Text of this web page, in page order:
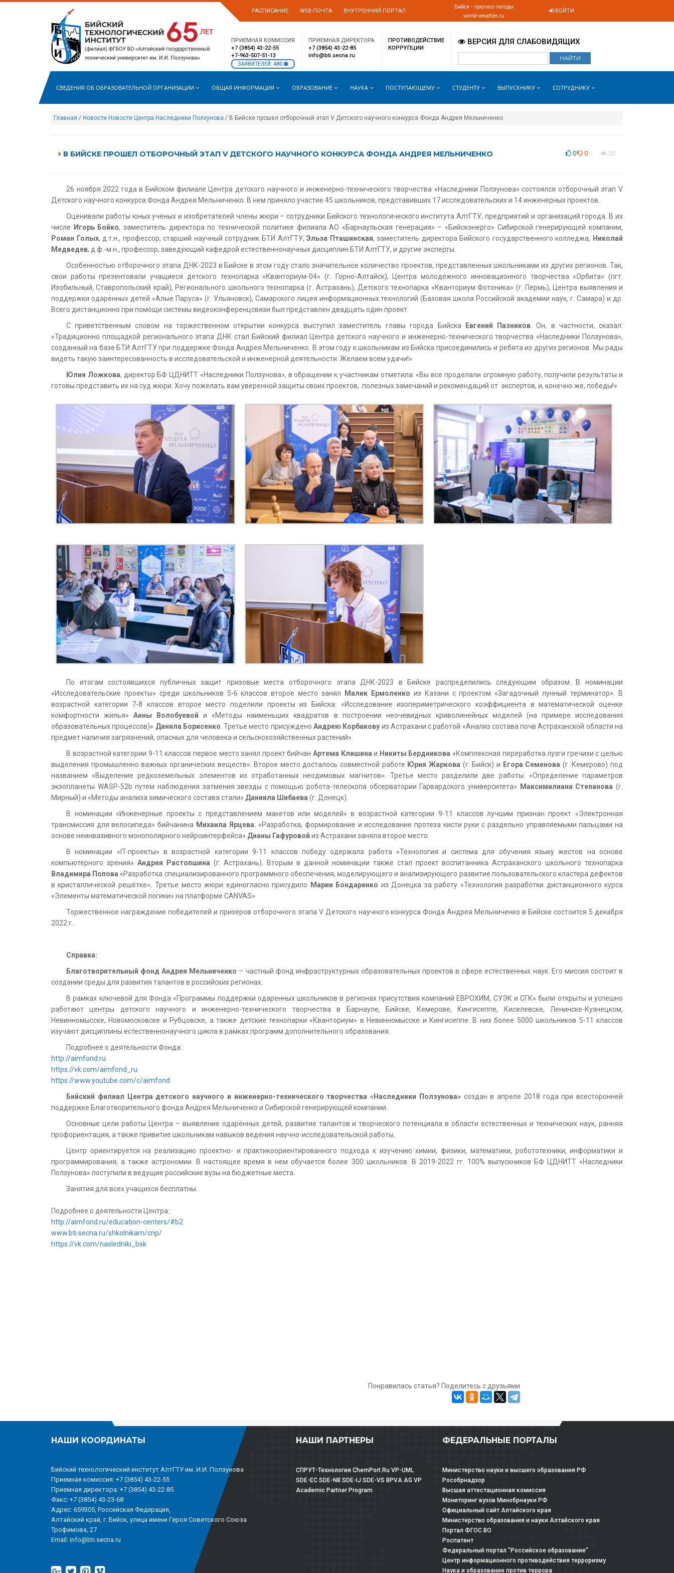
РАСПИСАНИЕ WEB-ПОЧТА ВНУТРЕННИЙ ПОРТАЛ
Бийск - прогноз погоды
world-weather.ru
ВОЙТИ
ПРИЕМНАЯ КОМИССИЯ
+7 (3854) 43-22-55
+7-963-507-51-13
ЗАЯВИТЕЛЕЙ: 480
ПРИЕМНАЯ ДИРЕКТОРА
+7 (3854) 43-22-85
info@bti.secna.ru
ПРОТИВОДЕЙСТВИЕ
КОРРУПЦИИ
ВЕРСИЯ ДЛЯ СЛАБОВИДЯЩИХ
СВЕДЕНИЯ ОБ ОБРАЗОВАТЕЛЬНОЙ ОРГАНИЗАЦИИ ОБЩАЯ ИНФОРМАЦИЯ ОБРАЗОВАНИЕ НАУКА ПОСТУПАЮЩЕМУ СТУДЕНТУ ВЫПУСКНИКУ СОТРУДНИКУ
Главная / Новости Новости Центра Наследники Ползунова / В Бийске прошел отборочный этап V Детского научного конкурса Фонда Андрея Мельниченко
В БИЙСКЕ ПРОШЕЛ ОТБОРОЧНЫЙ ЭТАП V ДЕТСКОГО НАУЧНОГО КОНКУРСА ФОНДА АНДРЕЯ МЕЛЬНИЧЕНКО 0 0 20
26 ноября 2022 года в Бийском филиале Центра детского научного и инженерно-технического творчества «Наследники Ползунова» состоялся отборочный этап V
Детского научного конкурса Фонда Андрея Мельниченко. В нем приняло участие 45 школьников, представивших 17 исследовательских и 14 инженерных проектов.
Оценивали работы юных ученых и изобретателей члены жюри – сотрудники Бийского технологического института АлтГТУ, предприятий и организаций города. В их
числе
Игорь Бойко, заместитель директора по технической политике филиала АО «Барнаульская генерация» – «Бийскэнерго» Сибирской генерирующей компании,
Роман Голых, д.т.н., профессор, старший научный сотрудник БТИ АлтГТУ,Эльза Пташинская, заместитель директора Бийского государственного колледжа, Николай
Медведев, д.ф.-м.н., профессор, заведующий кафедрой естественнонаучных дисциплин БТИ АлтГТУ, и другие эксперты.
Особенностью отборочного этапа ДНК-2023 в Бийске в этом году стало значительное количество проектов, представленных школьниками из других регионов. Так,
свои работы презентовали учащиеся детского технопарка «Кванториум-04» (г. Горно-Алтайск), Центра молодежного инновационного творчества «Орбита» (пгт.
Изобильный, Ставропольский край), Регионального школьного технопарка (г. Астрахань), Детского технопарка «Кванториум Фотоника» (г. Пермь), Центра выявления и
поддержки одарённых детей «Алые Паруса» (г. Ульяновск), Самарского лицея информационных технологий (Базовая школа Российской академии наук, г. Самара) и др.
Всего дистанционно при помощи системы видеоконференцсвязи был представлен двадцать один проект.
С приветственным словом на торжественном открытии конкурса выступил заместитель главы города Бийска
Евгений Пазников . Он, в частности, сказал:
«Традиционно площадкой регионального этапа ДНК стал Бийский филиал Центра детского научного и инженерно-технического творчества «Наследники Ползунова»,
созданный на базе БТИ АлтГТУ при поддержке Фонда Андрея Мельниченко. В этом году к школьникам из Бийска присоединились и ребята из других регионов. Мы рады
видеть такую заинтересованность в исследовательской и инженерной деятельности. Желаем всем удачи!»
Юлия Ложкова, директор БФ ЦДНИТТ «Наследники Ползунова», в обращении к участникам отметила: «Вы все проделали огромную работу, получили результаты и
готовы представить их на суд жюри. Хочу пожелать вам уверенной защиты своих проектов, полезных замечаний и рекомендаций от экспертов, и, конечно же, победы!»
По итогам состоявшихся публичных защит призовые места отборочного этапа ДНК-2023 в Бийске распределились следующим образом. В номинации
«Исследовательские проекты» среди школьников 5-6 классов второе место занял
Малик Ермоленко из Казани с проектом «Загадочный лунный терминатор». В
возрастной категории 7-8 классов второе место поделили проекты из Бийска: «Исследование изопериметрического коэффициента в математической оценке
комфортности жилья»Анны Волобуевойи «Методы наименьших квадратов в построении неочевидных криволинейных моделей (на примере исследования
образовательных процессов)» Данила Борисенко. Третье место присуждено Андрею Корбакову из Астрахани с работой «Анализ состава почв Астраханской области на
предмет наличия загрязнений, опасных для человека и сельскохозяйственных растений».
В возрастной категории 9-11 классов первое место занял проект бийчан Артема Клишинаи Никиты Бердникова «Комплексная переработка лузги гречихи с целью
выделения промышленно важных органических веществ». Второе место досталось совместной работе Юрия Жаркова (г. Бийск) и Егора Семенова (г. Кемерово) под
названием «Выделение редкоземельных элементов из отработанных неодимовых магнитов». Третье место разделили две работы: «Определение параметров
экзопланеты WASP-52b путем наблюдения затмения звезды с помощью робота-телескопа обсерватории Гарвардского университета»
Максимилиана Степанова(г.
Мирный) и «Методы анализа химического состава стали» Даниила Шибаева (г. Донецк).
В номинации «Инженерные проекты с представлением макетов или моделей» в возрастной категории 9-11 классов лучшим признан проект «Электронная
трансмиссия для велосипеда» бийчанина Михаила Ярцева. «Разработка, формирование и исследование протеза кисти руки с раздельно управляемыми пальцами на
основе неинвазивного монополярного нейроинтерфейса» Дианы Гафуровой из Астрахани заняла второе место.
В номинации «IT-проекты» в возрастной категории 9-11 классов победу одержала работа «Технология и система для обучения языку жестов на основе
компьютерного зрения» Андрея Растопшина (г. Астрахань). Вторым в данной номинации также стал проект воспитанника Астраханского школьного технопарка
Владимира Попова «Разработка специализированного программного обеспечения, моделирующего и анализирующего развитие пользовательского кластера дефектов
в кристаллической решётке». Третье место жюри единогласно присудило Марии Бондаренко из Донецка за работу «Технология разработки дистанционного курса
«Элементы математической логики» на платформе CANVAS».
Торжественное награждение победителей и призеров отборочного этапа V Детского научного конкурса Фонда Андрея Мельниченко в Бийске состоится 5 декабря
2022 г.
Справка:
Благотворительный фонд Андрея Мельниченко – частный фонд инфраструктурных образовательных проектов в сфере естественных наук. Его миссия состоит в
создании среды для развития талантов в российских регионах.
В рамках ключевой для Фонда «Программы поддержки одаренных школьников в регионах присутствия компаний ЕВРОХИМ, СУЭК и СГК» были открыты и успешно
работают центры детского научного и инженерно-технического творчества в Барнауле, Бийске, Кемерове, Кингисеппе, Киселевске, Ленинске-Кузнецком,
Невинномысске, Новомосковске и Рубцовске, а также детские технопарки «Кванториум» в Невинномысске и Кингисеппе. В них более 5000 школьников 5-11 классов
изучают дисциплины естественнонаучного цикла в рамках программ дополнительного образования.
Подробнее о деятельности Фонда:
http://aimfond.ru
https://vk.com/aimfond_ru
https://www.youtube.com/c/aimfond
Бийский филиал Центра детского научного и инженерно-технического творчества «Наследники Ползунова» создан в апреле 2018 года при всесторонней
поддержке Благотворительного фонда Андрея Мельниченко и Сибирской генерирующей компании.
Основные цели работы Центра – выявление одарённых детей, развитие талантов и творческого потенциала в области естественных и технических наук, ранняя
профориентация, а также привитие школьникам навыков ведения научно-исследовательской работы.
Центр ориентируется на реализацию проектно- и практикоориентированного подхода к изучению химии, физики, математики, робототехники, информатики и
программирования, а также астрономии. В настоящее время в нем обучается более 300 школьников. В 2019-2022 гг. 100% выпускников БФ ЦДНИТТ «Наследники
Ползунова» поступили в ведущие российские вузы на бюджетные места.
Занятия для всех учащихся бесплатны.
Подробнее о деятельности Центра:
http://aimfond.ru/education-centers/#b2
www.bti.secna.ru/shkolnikam/cnp/
https://vk.com/nasledniki_bsk
Понравилась статья? Поделитесь с друзьями
НАШИ КООРДИНАТЫ
Бийский технологический институт АлтГТУ им. И.И. Ползунова
Приемная комиссия: +7 (3854) 43-22-55
Приемная директора: +7 (3854) 43-22-85
Факс: +7 (3854) 43-23-68
Адрес: 659305, Российская Федерация,
Алтайский край, г. Бийск, улица имени Героя Советского Союза
Трофимова, 27
Email: info@bti.secna.ru
НАШИ ПАРТНЕРЫ
СПРУТ-Технология ChemPort.Ru VP-UML
SDE-EC SDE-NB SDE-IJ SDE-VS BPVA AG VP
Academic Partner Program
ФЕДЕРАЛЬНЫЕ ПОРТАЛЫ
Министерство науки и высшего образования РФ
Рособрнадзор
Высшая аттестационная комиссия
Мониторинг вузов Минобрнауки РФ
Официальный сайт Алтайского края
Министерство образования и науки Алтайского края
Портал ФГОС ВО
Роспатент
Федеральный портал "Российское образование"
Центр информационного противодействия терроризму
Наука и образование против террора